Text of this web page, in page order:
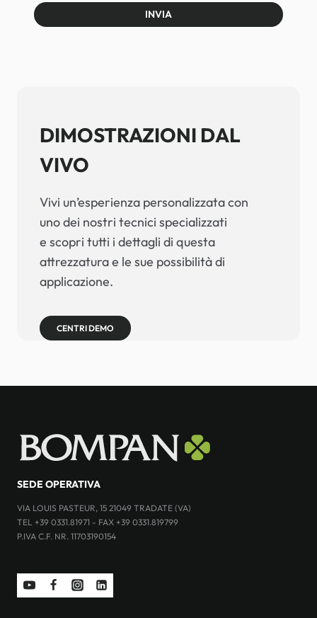
INVIA
DIMOSTRAZIONI DAL
VIVO
Vivi un’esperienza personalizzata con
uno dei nostri tecnici specializzati
e scopri tutti i dettagli di questa
attrezzatura e le sue possibilità di
applicazione.
CENTRI DEMO
SEDE OPERATIVA
VIA LOUIS PASTEUR, 15 21049 TRADATE (VA)
TEL +39 0331.81971 - FAX +39 0331.819799
P.IVA C.F. NR. 11703190154